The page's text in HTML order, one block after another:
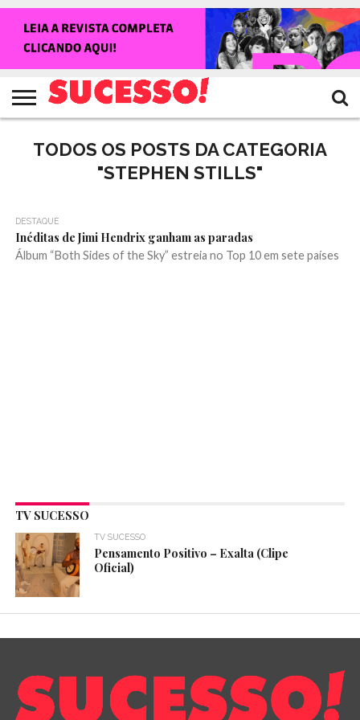
NOTÍCIAS
SHOWS
ENTREVISTAS
CLIQUES
RANKING
CROWLEY
TV
SUCESSO!
REVISTA
SUCESSO!
TODOS OS POSTS DA CATEGORIA
"STEPHEN STILLS"
DESTAQUE
Inéditas de Jimi Hendrix ganham as paradas
Álbum “Both Sides of the Sky” estreia no Top 10 em sete países
TV SUCESSO
TV SUCESSO
Pensamento Positivo – Exalta (Clipe
Oficial)